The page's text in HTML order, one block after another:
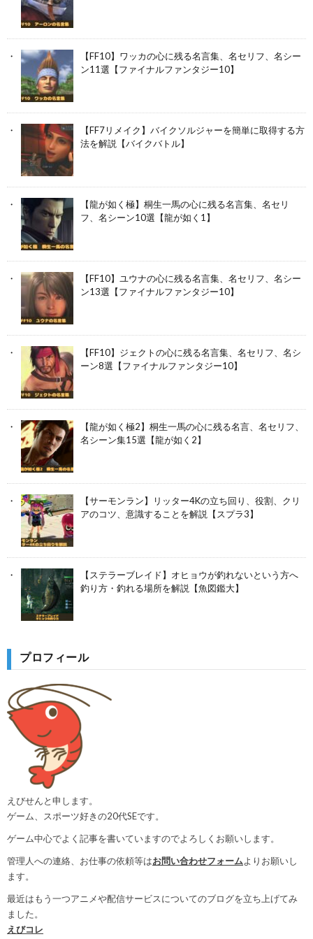
【FF10】ワッカの心に残る名言集、名セリフ、名シー
ン11選【ファイナルファンタジー10】
【FF7リメイク】バイクソルジャーを簡単に取得する方
法を解説【バイクバトル】
【龍が如く極】桐生一馬の心に残る名言集、名セリ
フ、名シーン10選【龍が如く1】
【FF10】ユウナの心に残る名言集、名セリフ、名シー
ン13選【ファイナルファンタジー10】
【FF10】ジェクトの心に残る名言集、名セリフ、名シ
ーン8選【ファイナルファンタジー10】
【龍が如く極2】桐生一馬の心に残る名言、名セリフ、
名シーン集15選【龍が如く2】
【サーモンラン】リッター4Kの立ち回り、役割、クリ
アのコツ、意識することを解説【スプラ3】
【ステラーブレイド】オヒョウが釣れないという方へ
釣り方・釣れる場所を解説【魚図鑑大】
プロフィール
えびせんと申します。
ゲーム、スポーツ好きの20代SEです。
ゲーム中心でよく記事を書いていますのでよろしくお願いします。
管理人への連絡、お仕事の依頼等はお問い合わせフォームよりお願いし
ます。
最近はもう一つアニメや配信サービスについてのブログを立ち上げてみ
ました。
えびコレ